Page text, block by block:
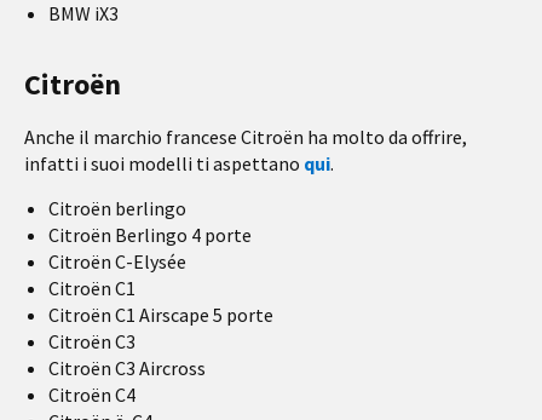
BMW iX3
Citroën
Anche il marchio francese Citroën ha molto da offrire,
infatti i suoi modelli ti aspettano qui.
Citroën berlingo
Citroën Berlingo 4 porte
Citroën C-Elysée
Citroën C1
Citroën C1 Airscape 5 porte
Citroën C3
Citroën C3 Aircross
Citroën C4